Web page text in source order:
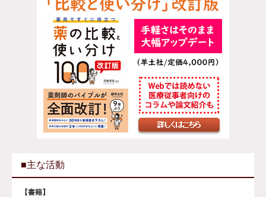
■主な活動
【書籍】